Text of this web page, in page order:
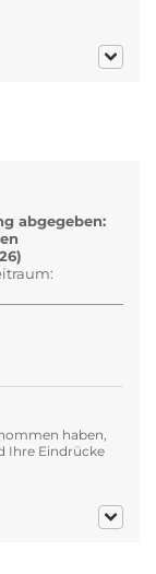
abgegeben:
haben,
Ihre Eindrücke